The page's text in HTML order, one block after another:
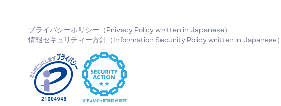
プライバシーポリシー（Privacy Policy written in Japanese）
情報セキュリティー方針（Information Security Policy written in Japanese）